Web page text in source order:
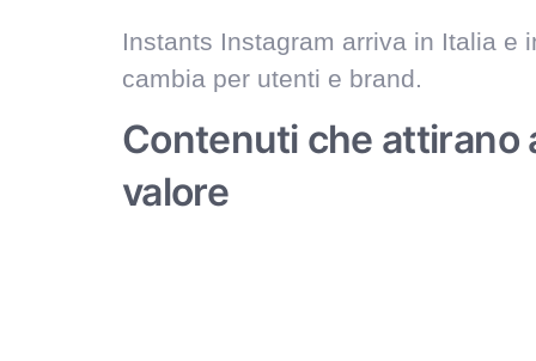
Instants Instagram arriva in Italia e
cambia per utenti e brand.
Contenuti che attirano
valore